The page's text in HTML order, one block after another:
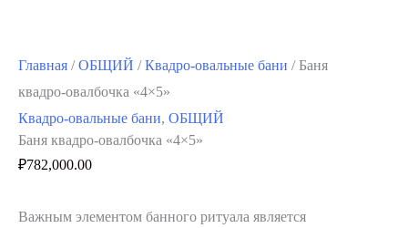
Главная /ОБЩИЙ /Квадро-овальные бани / Баня
квадро-овалбочка «4×5»
Квадро-овальные бани, ОБЩИЙ
Баня квадро-овалбочка «4×5»
₽782,000.00
Важным элементом банного ритуала является